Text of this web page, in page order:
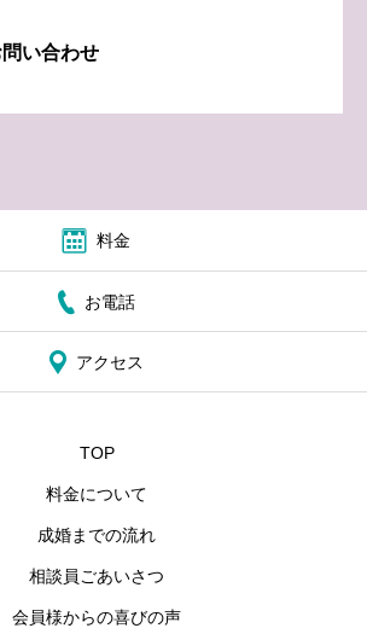
い合わせ
料金
お電話
アクセス
TOP
料金について
成婚までの流れ
相談員ごあいさつ
会員様からの喜びの声